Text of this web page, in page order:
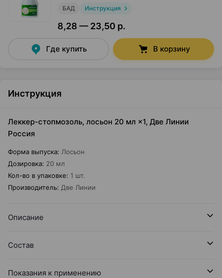
БАД Инструкция
8,28 — 23,50 р.
Где купить В корзину
Инструкция
Леккер-стопмозоль, лосьон 20 мл ×1, Две Линии
Россия
Форма выпуска: Лосьон
Дозировка: 20 мл
Кол-во в упаковке: 1 шт.
Производитель: Две Линии
Описание
Состав
Показания к применению